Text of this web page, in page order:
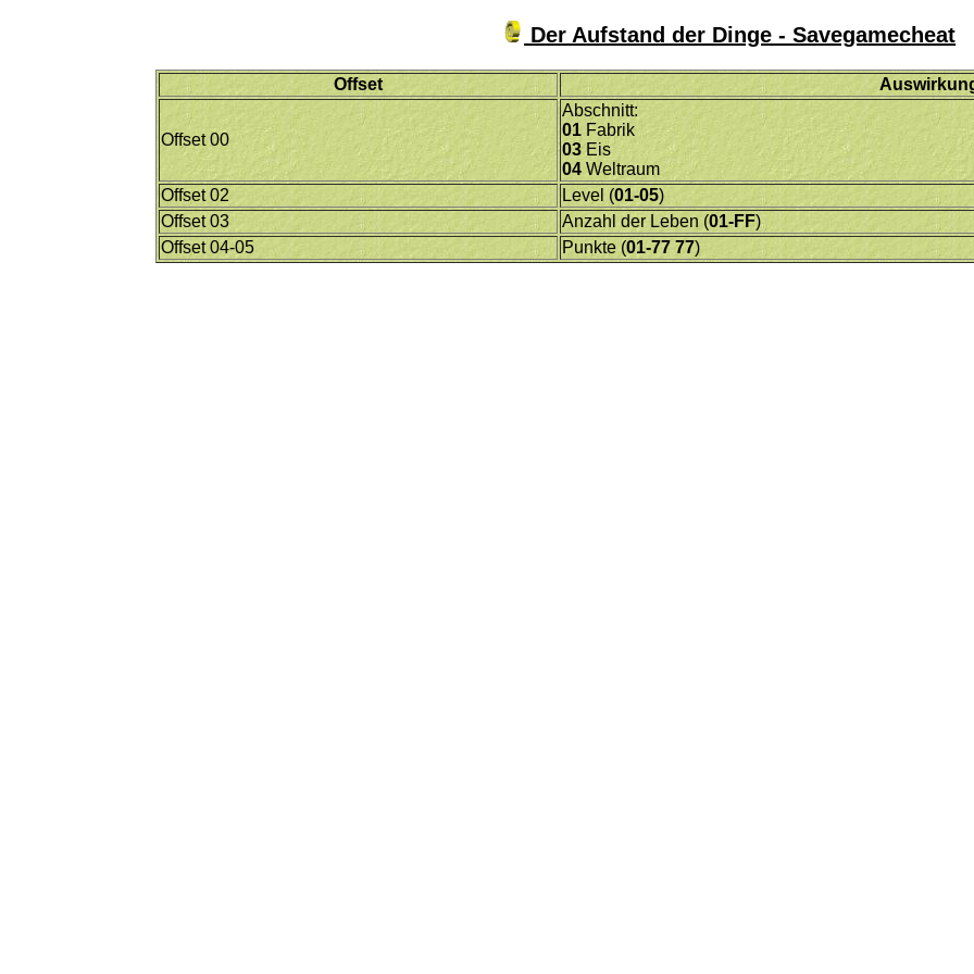
Der Aufstand der Dinge - Savegamecheat
Offset
Offset 00
Abschnitt:
01 Fabrik
03 Eis
04 Weltraum
Offset 02
Level (01-05)
Offset 03
Anzahl der Leben (01-FF)
Offset 04-05
Punkte (01-77 77)